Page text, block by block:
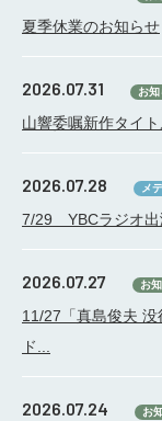
夏季休業のお知らせ
2026.07.31 お
山響委嘱新作タイト
2026.07.28 メ
7/29 YBCラジオ出
2026.07.27 お
11/27「真島俊夫
ド...
2026.07.24 お